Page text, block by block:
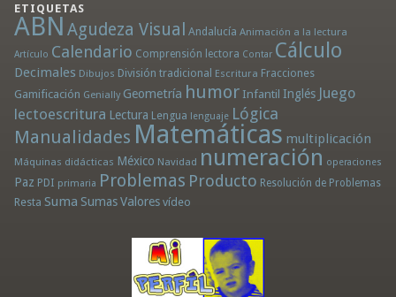
ETIQUETAS
ABN Agudeza Visual Andalucía Animación a la lectura
Artículo Calendario Comprensión lectora Contar Cálculo
Decimales Dibujos División tradicional Escritura Fracciones
Gamificación Genially Geometría humor Infantil Inglés Juego
lectoescritura Lectura Lengua lenguaje Lógica
Manualidades Matemáticas multiplicación
Máquinas didácticas México Navidad numeración operaciones
Paz PDI primaria Problemas Producto Resolución de Problemas
Resta Suma Sumas Valores vídeo